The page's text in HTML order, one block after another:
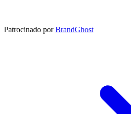
Patrocinado por BrandGhost